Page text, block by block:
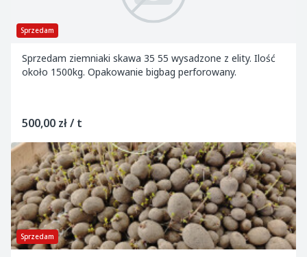
Sprzedam
Sprzedam ziemniaki skawa 35 55 wysadzone z elity. Ilość
około 1500kg. Opakowanie bigbag perforowany.
500,00 zł / t
Sprzedam